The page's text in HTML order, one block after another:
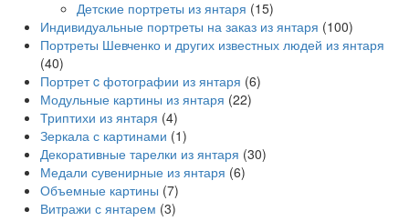
Детские портреты из янтаря (15)
Индивидуальные портреты на заказ из янтаря (100)
Портреты Шевченко и других известных людей из янтаря
(40)
Портрет c фотографии из янтаря (6)
Модульные картины из янтаря (22)
Триптихи из янтаря (4)
Зеркала с картинами (1)
Декоративные тарелки из янтаря (30)
Медали сувенирные из янтаря (6)
Объемные картины (7)
Витражи с янтарем (3)